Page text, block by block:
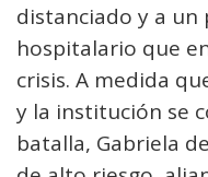
distanciado y a un
hospitalario que
crisis. A medida
y la institución se
batalla, Gabriela